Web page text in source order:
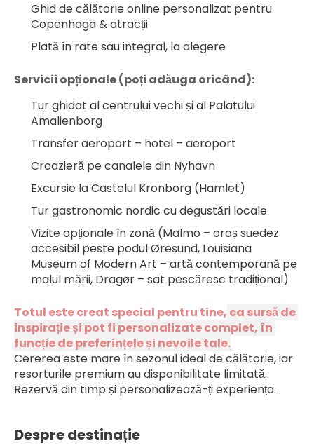
Ghid de călătorie online personalizat pentru
Copenhaga & atracții
Plată în rate sau integral, la alegere
Servicii opționale (poți adăuga oricând):
Tur ghidat al centrului vechi și al Palatului
Amalienborg
Transfer aeroport – hotel – aeroport
Croazieră pe canalele din Nyhavn
Excursie la Castelul Kronborg (Hamlet)
Tur gastronomic nordic cu degustări locale
Vizite opționale în zonă (Malmö – oraș suedez
accesibil peste podul Øresund, Louisiana
Museum of Modern Art – artă contemporană pe
malul mării, Dragør – sat pescăresc tradițional)
Totul este creat special pentru tine, ca sursă de
inspirație și pot fi personalizate complet, în
funcție de preferințele și nevoile tale.
Cererea este mare în sezonul ideal de călătorie, iar
resorturile premium au disponibilitate limitată.
Rezervă din timp și personalizează-ți experiența.
Despre destinație